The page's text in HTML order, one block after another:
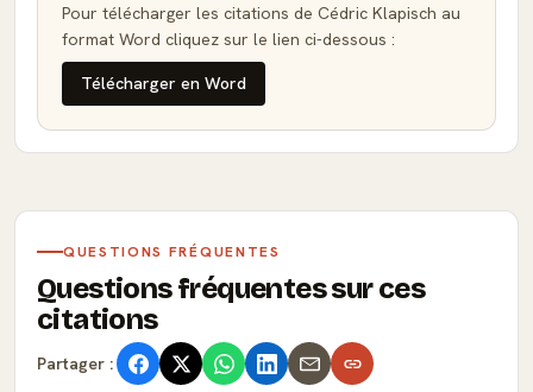
Pour télécharger les citations de Cédric Klapisch au
format Word cliquez sur le lien ci-dessous :
Télécharger en Word
QUESTIONS FRÉQUENTES
Questions fréquentes sur ces
citations
Partager :